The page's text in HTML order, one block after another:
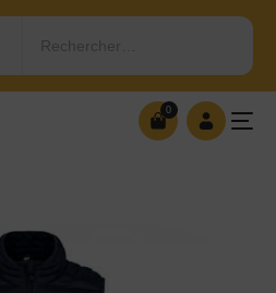
Rechercher…
0